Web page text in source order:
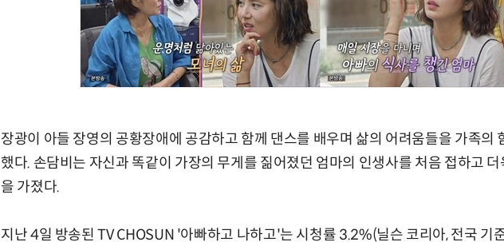
장광이 아들 장영의 공황장애에 공감하고 함께 댄스를 배우며 삶의 어려움들을 가족의
했다. 손담비는 자신과 똑같이 가장의 무게를 짊어졌던 엄마의 인생사를 처음 접하고
을 가졌다.
지난 4일 방송된 TV CHOSUN '아빠하고 나하고'는 시청률 3.2%(닐슨 코리아, 전국 기